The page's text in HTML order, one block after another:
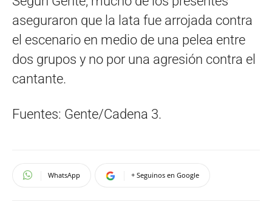
aseguraron que la lata fue arrojada contra
el escenario en medio de una pelea entre
dos grupos y no por una agresión contra el
cantante.
Fuentes: Gente/Cadena 3.
WhatsApp + Seguinos en Google